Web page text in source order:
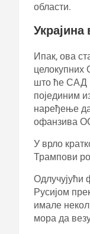
области.
Ипак, ова
целокупних
што ће САД
појединим
наређење
офанзива
У врло
Трампови
Одлучујући
Русијом
имале
мора да